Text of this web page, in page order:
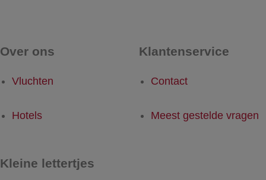
Over ons
Vluchten
Hotels
Klantenservice
Contact
Meest gestelde vragen
Kleine lettertjes